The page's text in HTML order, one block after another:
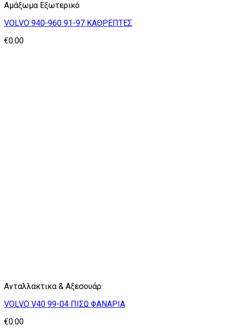
Αμάξωμα Εξωτερικό
VOLVO 940-960 91-97 ΚΑΘΡΕΠΤΕΣ
€0.00
Ανταλλακτικα & Αξεσουάρ
VOLVO V40 99-04 ΠΙΣΩ ΦΑΝΑΡΙΑ
€0.00